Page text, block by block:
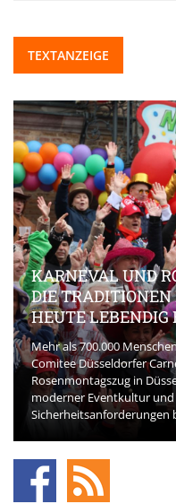
TEXTANZEIGE
KARNEVAL UND
DIE TRADITIONEN
HEUTE LEBENDIG
Mehr als 700.000
Comitee Düsseldorfer
Rosenmontagszug in
moderner Eventkultur
Sicherheitsanforderungen